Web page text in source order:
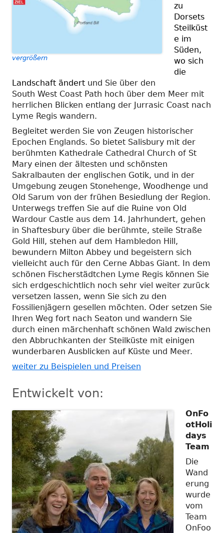
vergrößern
zu
Dorsets
Steilküst
e im
Süden,
wo sich
die
Landschaft ändert und Sie über den
South West Coast Path hoch über dem Meer mit
herrlichen Blicken entlang der Jurrasic Coast nach
Lyme Regis wandern.
Begleitet werden Sie von Zeugen historischer
Epochen Englands. So bietet Salisbury mit der
berühmten Kathedrale Cathedral Church of St
Mary einen der ältesten und schönsten
Sakralbauten der englischen Gotik, und in der
Umgebung zeugen Stonehenge, Woodhenge und
Old Sarum von der frühen Besiedlung der Region.
Unterwegs treffen Sie auf die Ruine von Old
Wardour Castle aus dem 14. Jahrhundert, gehen
in Shaftesbury über die berühmte, steile Straße
Gold Hill, stehen auf dem Hambledon Hill,
bewundern Milton Abbey und begeistern sich
vielleicht auch für den Cerne Abbas Giant. In dem
schönen Fischerstädtchen Lyme Regis können Sie
sich erdgeschichtlich noch sehr viel weiter zurück
versetzen lassen, wenn Sie sich zu den
Fossilienjägern gesellen möchten. Oder setzen Sie
Ihren Weg fort nach Seaton und wandern Sie
durch einen märchenhaft schönen Wald zwischen
den Abbruchkanten der Steilküste mit einigen
wunderbaren Ausblicken auf Küste und Meer.
weiter zu Beispielen und Preisen
Entwickelt von:
OnFo
otHoli
days
Team
Die
Wand
erung
wurde
vom
Team
OnFoo